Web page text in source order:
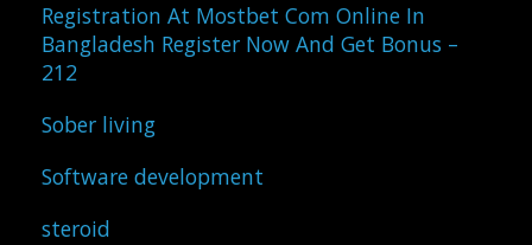
Registration At Mostbet Com Online In
Bangladesh Register Now And Get Bonus –
212
Sober living
Software development
steroid